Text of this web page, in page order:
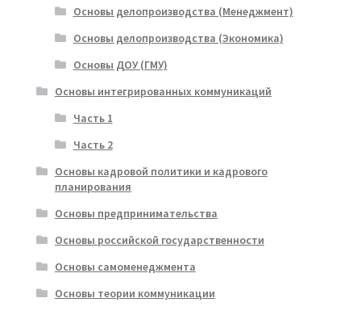
Основы делопроизводства (Менеджмент)
Основы делопроизводства (Экономика)
Основы ДОУ (ГМУ)
Основы интегрированных коммуникаций
Часть 1
Часть 2
Основы кадровой политики и кадрового
планирования
Основы предпринимательства
Основы российской государственности
Основы самоменеджмента
Основы теории коммуникации